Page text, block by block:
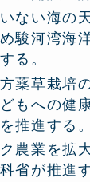
ない海の
駿河湾海
る。
薬草栽培
もへの健
推進する。
農業を拡
省が推進